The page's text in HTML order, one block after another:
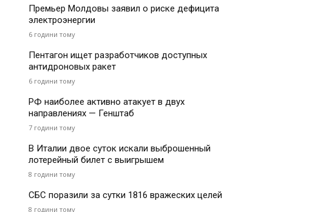
Премьер Молдовы заявил о риске дефицита
электроэнергии
6 години тому
Пентагон ищет разработчиков доступных
антидроновых ракет
6 години тому
РФ наиболее активно атакует в двух
направлениях — Генштаб
7 години тому
В Италии двое суток искали выброшенный
лотерейный билет с выигрышем
8 години тому
СБС поразили за сутки 1816 вражеских целей
8 години тому